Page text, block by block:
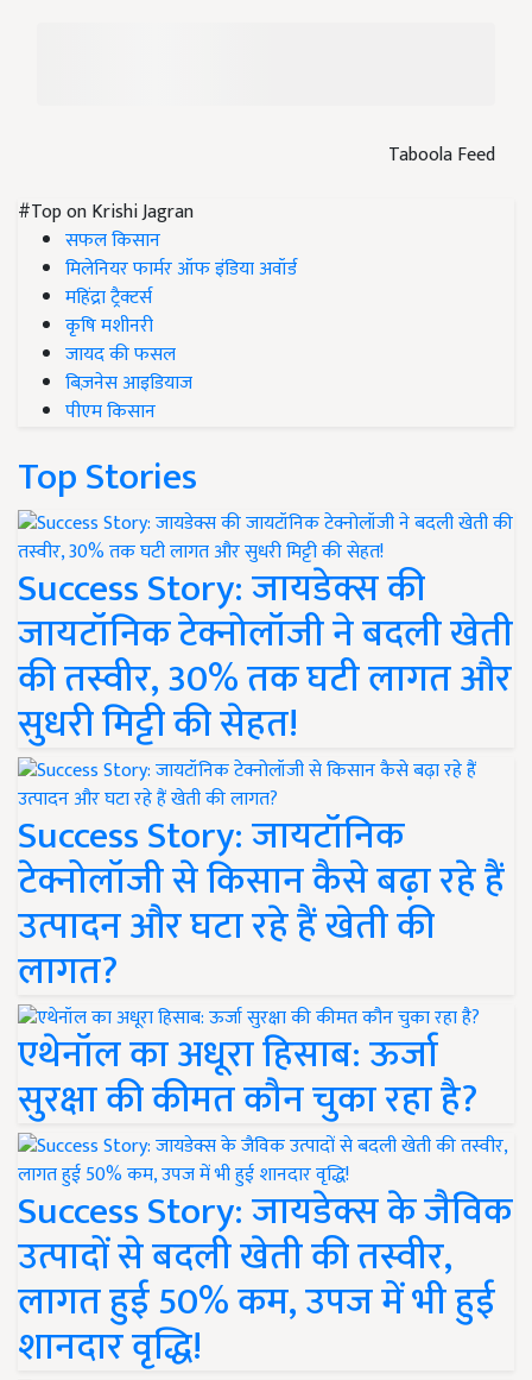
Taboola Feed
#Top on Krishi Jagran
सफल किसान
मिलेनियर फार्मर ऑफ इंडिया अवॉर्ड
महिंद्रा ट्रैक्टर्स
कृषि मशीनरी
जायद की फसल
बिज़नेस आइडियाज
पीएम किसान
Top Stories
Success Story: जायडेक्स की
जायटॉनिक टेक्नोलॉजी ने बदली खेती
की तस्वीर, 30% तक घटी लागत और
सुधरी मिट्टी की सेहत!
Success Story: जायटॉनिक
टेक्नोलॉजी से किसान कैसे बढ़ा रहे हैं
उत्पादन और घटा रहे हैं खेती की
लागत?
एथेनॉल का अधूरा हिसाब: ऊर्जा
सुरक्षा की कीमत कौन चुका रहा है?
Success Story: जायडेक्स के जैविक
उत्पादों से बदली खेती की तस्वीर,
लागत हुई 50% कम, उपज में भी हुई
शानदार वृद्धि!